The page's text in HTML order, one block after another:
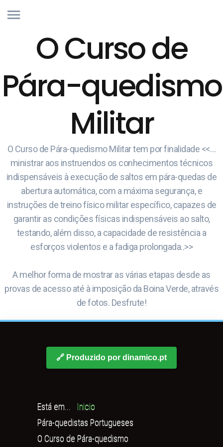
O Curso de
Pára-quedismo
Militar
O Curso de Pára-quedismo Militar tem por finalidade <<…
ministrar aos instruendos os conhecimentos técnicos
indispensáveis à execução de saltos em pára-quedas de
abertura automática, com a máxima segurança, e
instruções de treino físico militar específico, capazes de
garantir as condições físicas indispensáveis ao salto,
testando, além disso, a capacidade de resistência a
esforços violentos e a fadiga prolongada..>>
A melhor forma de mostrar as várias etapas desde as
provas de acesso até à imposição da Boina Verde, através
de fotos. Desfrute!
🔗 Produzido por dinamico.pt
Está em...
Inicio
Pára-quedistas Portugueses
O Curso de Pára-quedismo